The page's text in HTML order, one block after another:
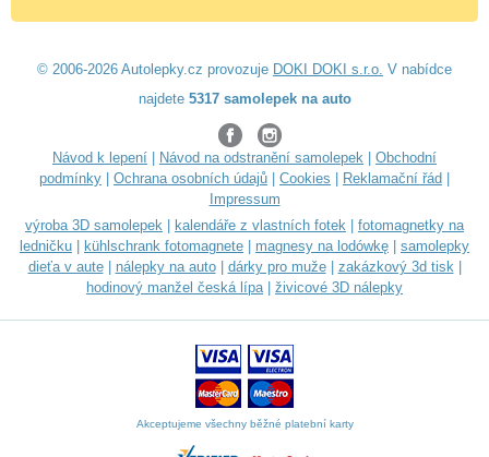
© 2006-2026 Autolepky.cz provozuje DOKI DOKI s.r.o. V nabídce
najdete 5317 samolepek na auto
Návod k lepení Návod na odstranění samolepek
Obchodní
podmínky
Ochrana osobních údajů Cookies Reklamační řád
Impressum
výroba 3D samolepek
kalendáře z vlastních fotek
fotomagnetky na
ledničku
kühlschrank fotomagnete magnesy na lodówkę
samolepky
dieťa v aute| nálepky na auto| dárky pro muže| zakázkový 3d tisk|
hodinový manžel česká lípa| živicové 3D nálepky
Akceptujeme všechny běžné platební karty